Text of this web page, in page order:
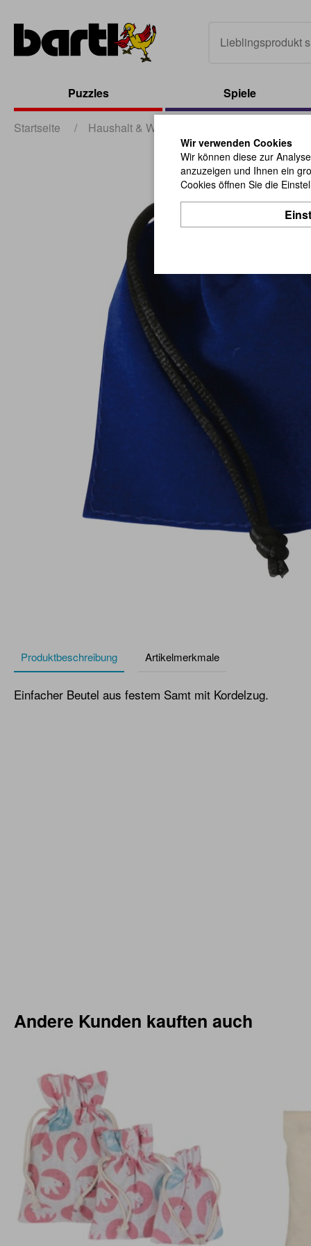
Puzzles Spiele
Startseite / Haushalt & Werbung
Produktbeschreibung Artikelmerkmale
Einfacher Beutel aus festem Samt mit Kordelzug.
Andere Kunden kauften auch
Wir verwenden Cookies
Wir können diese zur
anzuzeigen und Ihnen ein
Cookies öffnen Sie die